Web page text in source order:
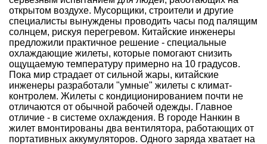
открытом воздухе. Мусорщики, строители и другие
специалисты вынуждены проводить часы под палящим
солнцем, рискуя перегревом. Китайские инженеры
предложили практичное решение - специальные
охлаждающие жилеты, которые помогают снизить
ощущаемую температуру примерно на 10 градусов.
Пока мир страдает от сильной жары, китайские
инженеры разработали "умные" жилеты с климат-
контролем. Жилеты с кондиционированием почти не
отличаются от обычной рабочей одежды. Главное
отличие - в системе охлаждения. В городе Нанкин в
жилет вмонтированы два вентилятора, работающих от
портативных аккумуляторов. Одного заряда хватает на